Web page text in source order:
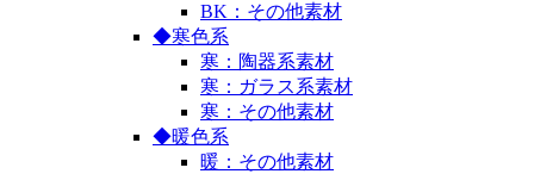
BK：その他素材
◆寒色系
寒：陶器系素材
寒：ガラス系素材
寒：その他素材
◆暖色系
暖：その他素材